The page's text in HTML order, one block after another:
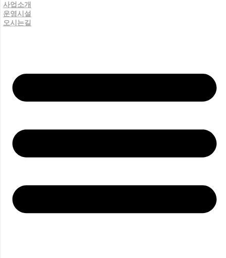
사업소개
운영시설
오시는길